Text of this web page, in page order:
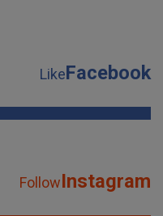
LikeFacebook
FollowInstagram